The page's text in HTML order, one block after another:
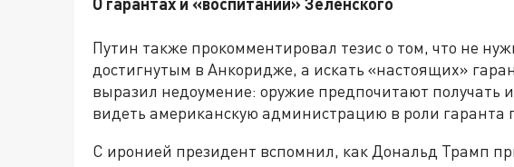
Путин также прокомментировал тезис о том, что не
достигнутым в Анкоридже, а искать «настоящих»
выразил недоумение: оружие предпочитают получать
видеть американскую администрацию в роли гаранта
С иронией президент вспомнил, как Дональд Трамп